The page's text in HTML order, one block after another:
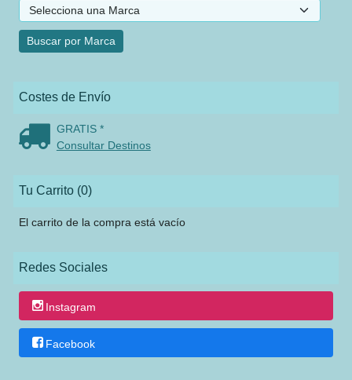
Costes de Envío
GRATIS *
Consultar Destinos
Tu Carrito (0)
El carrito de la compra está vacío
Redes Sociales
Instagram
Facebook